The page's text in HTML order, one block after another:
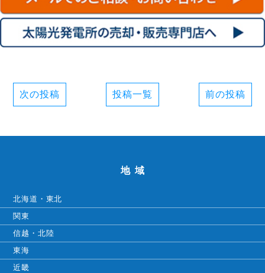
次の投稿 投稿一覧 前の投稿
地域
北海道・東北
関東
信越・北陸
東海
近畿